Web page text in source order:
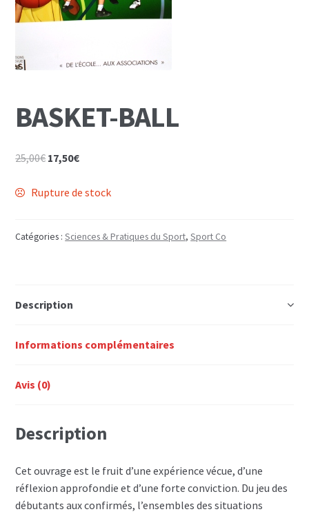
Mon Compte
BASKET-BALL
25,00€ Le
initial
17,50€Le
actuel
Rupture de stock
Catégories :Sciences & Pratiques du Sport,Sport Co
Description
Informations complémentaires
Avis (0)
Description
Cet ouvrage est le fruit d’une expérience vécue, d’une
réflexion approfondie et d’une forte conviction. Du jeu des
débutants aux confirmés, l’ensembles des situations